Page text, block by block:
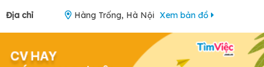
Địa chỉ Hàng Trống, Hà Nội Xem bản đồ